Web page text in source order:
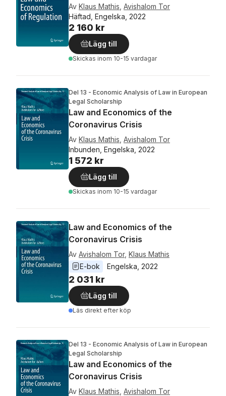
Av Klaus Mathis Avishalom Tor
Häftad, Engelska, 2022
2 160 kr
Lägg till
Skickas inom 10-15 vardagar
Del 13 - Economic Analysis of Law in European
Legal Scholarship
Law and Economics of the
Coronavirus Crisis
Av Klaus Mathis Avishalom Tor
Inbunden, Engelska, 2022
1 572 kr
Lägg till
Skickas inom 10-15 vardagar
Law and Economics of the
Coronavirus Crisis
Av Avishalom Tor, Klaus Mathis
E-bok
Engelska 2022
2 031 kr
Lägg till
Läs direkt efter köp
Del 13 - Economic Analysis of Law in European
Legal Scholarship
Law and Economics of the
Coronavirus Crisis
Av Klaus Mathis Avishalom Tor